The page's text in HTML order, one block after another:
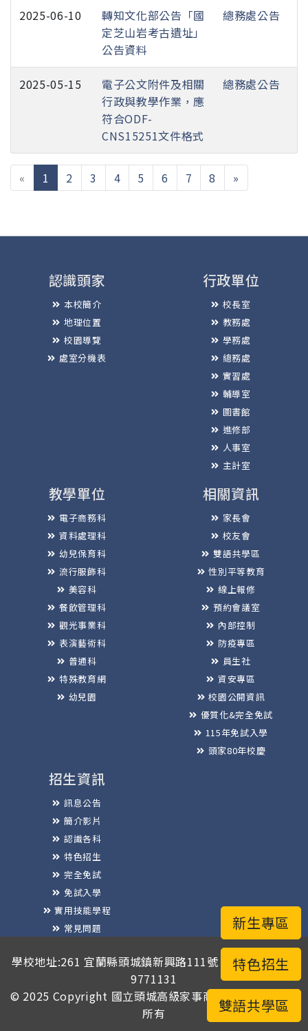
2025-06-10
轉知文化部公告「國
定芝山岩考古遺址」
公告資料
總務處公告
2025-05-15
電子公文附件及相關
行政與教學作業，應
符合ODF-
CNS15251文件格式
總務處公告
« 1 (current)
2 3 4 5 6 7 8 »
雙語共學區
特色招生
新生專區
認識頭家
本校簡介
地理位置
校園導覽
處室分機表
行政單位
校長室
教務處
學務處
總務處
實習處
輔導室
圖書館
進修部
人事室
主計室
教學單位
電子商務科
資料處理科
幼兒保育科
流行服飾科
美容科
餐飲管理科
觀光事業科
表演藝術科
普通科
特殊教育網
幼兒園
相關資訊
家長會
校友會
雙語共學區
性別平等教育
線上報修
預約會議室
內部控制
防疫專區
員生社
資安專區
校園公開資訊
優質化&完全免試
115年免試入學
頭家80年校慶
招生資訊
訊息公告
簡介影片
認識各科
特色招生
完全免試
免試入學
實用技能學程
常見問題
學校地址:261 宜蘭縣頭城鎮新興路111號 / 電話總機:03-
9771131
© 2025 Copyright 國立頭城高級家事商業職業學校版權
所有